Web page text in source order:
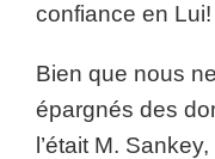
confiance en Lui!
Bien que nous
épargnés des
l’était M.